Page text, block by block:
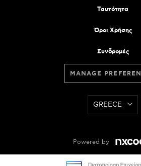
Tαυτότητα
Όροι Χρήσης
Συνδρομές
MANAGE
GREECE
Powered by